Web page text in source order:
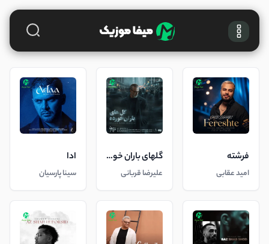
فرشته
امید عقابی
گلهای باران خورده
علیرضا قربانی
ادا
سینا پارسیان